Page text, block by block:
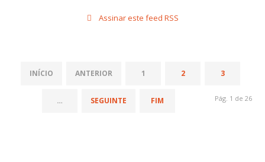
Assinar este feed RSS
INÍCIO ANTERIOR 1 2 3
… SEGUINTE FIM Pág. 1 de 26